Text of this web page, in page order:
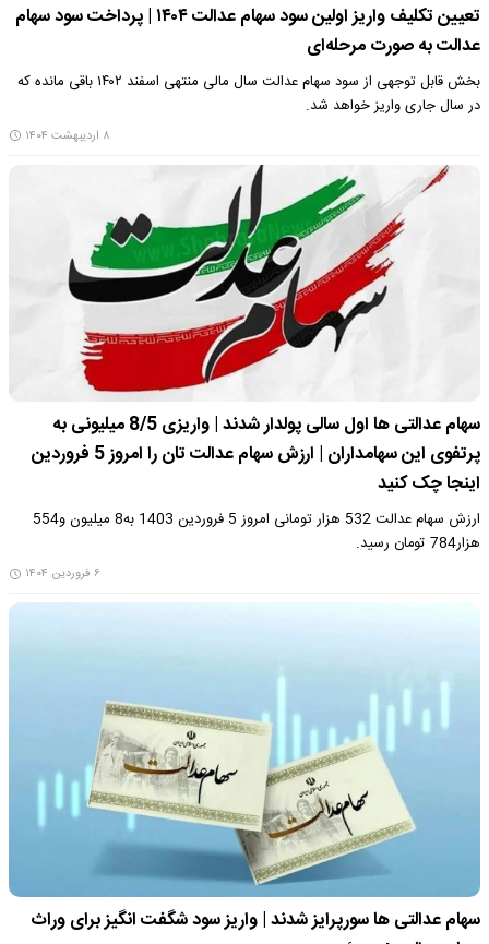
تعیین تکلیف واریز اولین سود سهام عدالت ۱۴۰۴ | پرداخت سود سهام
عدالت به صورت مرحله‌ای
بخش قابل توجهی از سود سهام عدالت سال مالی منتهی اسفند ۱۴۰۲ باقی مانده که
در سال جاری واریز خواهد شد.
۸ اردیبهشت ۱۴۰۴
سهام عدالتی ها اول سالی پولدار شدند | واریزی 8/5 میلیونی به
پرتفوی این سهامداران | ارزش سهام عدالت تان را امروز 5 فروردین
اینجا چک کنید
ارزش سهام عدالت 532 هزار تومانی امروز 5 فروردین 1403 به8 میلیون و554
هزار784 تومان رسید.
۶ فروردین ۱۴۰۴
سهام عدالتی ها سورپرایز شدند | واریز سود شگفت انگیز برای وراث